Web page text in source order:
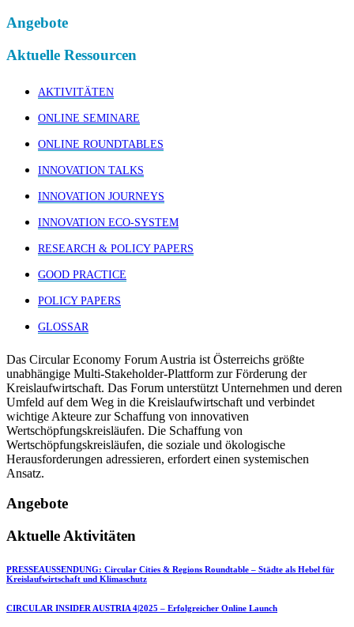
Angebote
Aktuelle Ressourcen
AKTIVITÄTEN
ONLINE SEMINARE
ONLINE ROUNDTABLES
INNOVATION TALKS
INNOVATION JOURNEYS
INNOVATION ECO-SYSTEM
RESEARCH & POLICY PAPERS
GOOD PRACTICE
POLICY PAPERS
GLOSSAR
Das Circular Economy Forum Austria ist Österreichs größte
unabhängige Multi-Stakeholder-Plattform zur Förderung der
Kreislaufwirtschaft. Das Forum unterstützt Unternehmen und deren
Umfeld auf dem Weg in die Kreislaufwirtschaft und verbindet
wichtige Akteure zur Schaffung von innovativen
Wertschöpfungskreisläufen. Die Schaffung von
Wertschöpfungskreisläufen, die soziale und ökologische
Herausforderungen adressieren, erfordert einen systemischen
Ansatz.
Angebote
Aktuelle Aktivitäten
PRESSEAUSSENDUNG: Circular Cities & Regions Roundtable – Städte als Hebel für
Kreislaufwirtschaft und Klimaschutz
CIRCULAR INSIDER AUSTRIA 4|2025 – Erfolgreicher Online Launch